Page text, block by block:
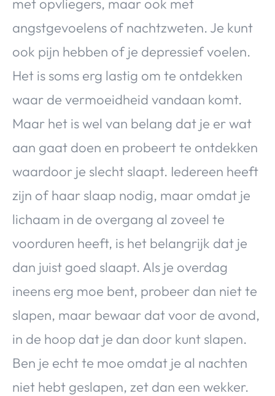
met opvliegers, maar ook met
angstgevoelens of nachtzweten. Je kunt
ook pijn hebben of je depressief voelen.
Het is soms erg lastig om te ontdekken
waar de vermoeidheid vandaan komt.
Maar het is wel van belang dat je er wat
aan gaat doen en probeert te ontdekken
waardoor je slecht slaapt. Iedereen heeft
zijn of haar slaap nodig, maar omdat je
lichaam in de overgang al zoveel te
voorduren heeft, is het belangrijk dat je
dan juist goed slaapt. Als je overdag
ineens erg moe bent, probeer dan niet te
slapen, maar bewaar dat voor de avond,
in de hoop dat je dan door kunt slapen.
Ben je echt te moe omdat je al nachten
niet hebt geslapen, zet dan een wekker.